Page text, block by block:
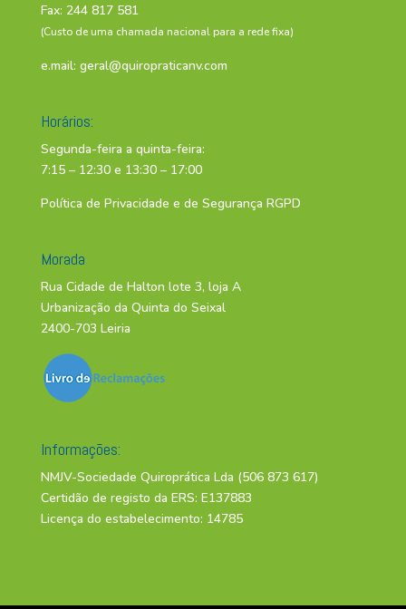
Fax: 244 817 581
(Custo de uma chamada nacional para a rede fixa)
e.mail: geral@quiropraticanv.com
Horários:
Segunda-feira a quinta-feira:
7:15 – 12:30 e 13:30 – 17:00
Política de Privacidade e de Segurança RGPD
Morada
Rua Cidade de Halton lote 3, loja A
Urbanização da Quinta do Seixal
2400-703 Leiria
Informações:
NMJV-Sociedade Quiroprática Lda (506 873 617)
Certidão de registo da ERS: E137883
Licença do estabelecimento: 14785